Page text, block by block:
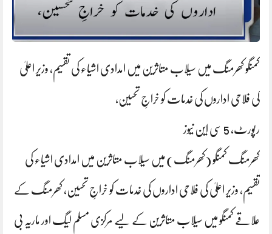
کمنگو کھرمنگ میں سیلاب متاثرین میں امدادی اشیاء کی تقسیم، وزیر اعلیٰ
کی فلاحی اداروں کی خدمات کو خراجِ تحسین،
رپورٹ، 5 سی این نیوز
کھرمنگ کمنگو (کھرمنگ) میں سیلاب متاثرین میں امدادی اشیاء کی
تقسیم، وزیر اعلیٰ کی فلاحی اداروں کی خدمات کو خراجِ تحسین، کھرمنگ کے
علاقے کمنگو میں سیلاب متاثرین کے لیے مرکزی مسلم لیگ اور ماریہ بی